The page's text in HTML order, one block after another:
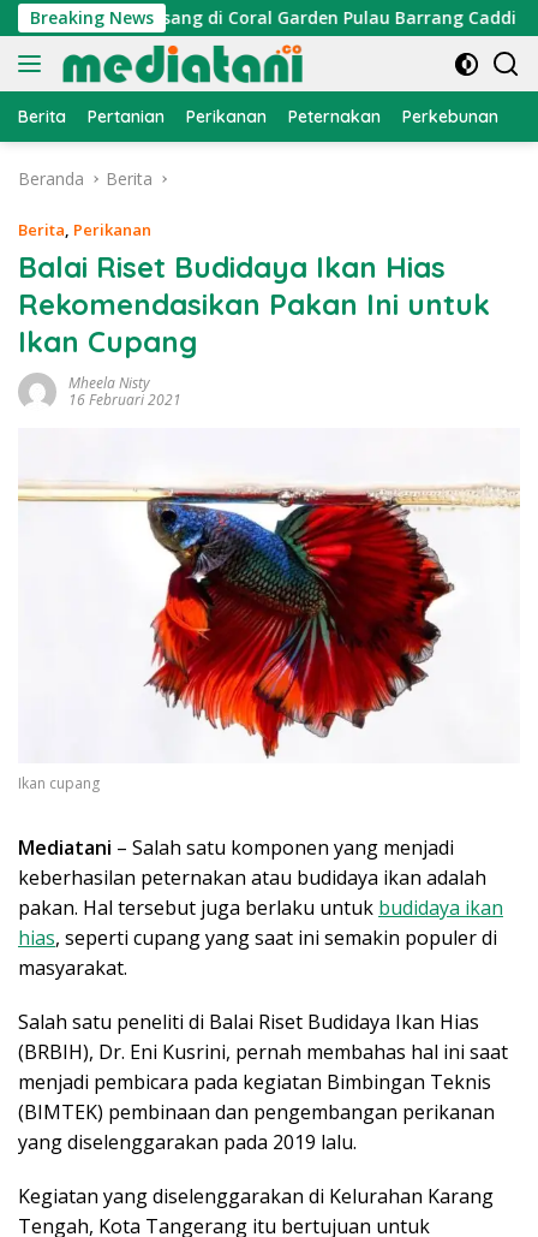
Langsung
ke
konten
Breaking News
Dipasang di Coral Garden Pulau Barrang Caddi
Berita Pertanian Perikanan Peternakan Perkebunan
Beranda Berita
Berita, Perikanan
Balai Riset Budidaya Ikan Hias
Rekomendasikan Pakan Ini untuk
Ikan Cupang
Mheela Nisty
16 Februari 2021
Ikan cupang
Mediatani – Salah satu komponen yang menjadi
keberhasilan peternakan atau budidaya ikan adalah
pakan. Hal tersebut juga berlaku untuk budidaya ikan
hias, seperti cupang yang saat ini semakin populer di
masyarakat.
Salah satu peneliti di Balai Riset Budidaya Ikan Hias
(BRBIH), Dr. Eni Kusrini, pernah membahas hal ini saat
menjadi pembicara pada kegiatan Bimbingan Teknis
(BIMTEK) pembinaan dan pengembangan perikanan
yang diselenggarakan pada 2019 lalu.
Kegiatan yang diselenggarakan di Kelurahan Karang
Tengah, Kota Tangerang itu bertujuan untuk